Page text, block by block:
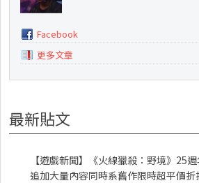
Facebook
更多文章
最新貼文
【遊戲新聞】《火線獵殺：野境》25
追加大量內容同時系舊作限時超平價折